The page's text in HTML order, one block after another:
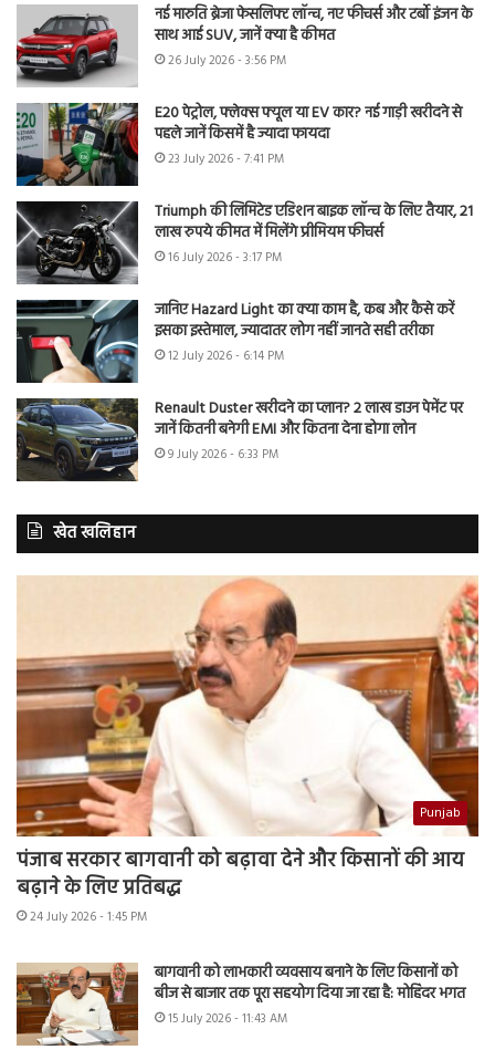
नई मारुति ब्रेजा फेसलिफ्ट लॉन्च, नए फीचर्स और टर्बो इंजन के
साथ आई SUV, जानें क्या है कीमत
26 July 2026 - 3:56 PM
E20 पेट्रोल, फ्लेक्स फ्यूल या EV कार? नई गाड़ी खरीदने से
पहले जानें किसमें है ज्यादा फायदा
23 July 2026 - 7:41 PM
Triumph की लिमिटेड एडिशन बाइक लॉन्च के लिए तैयार, 21
लाख रुपये कीमत में मिलेंगे प्रीमियम फीचर्स
16 July 2026 - 3:17 PM
जानिए Hazard Light का क्या काम है, कब और कैसे करें
इसका इस्तेमाल, ज्यादातर लोग नहीं जानते सही तरीका
12 July 2026 - 6:14 PM
Renault Duster खरीदने का प्लान? 2 लाख डाउन पेमेंट पर
जानें कितनी बनेगी EMI और कितना देना होगा लोन
9 July 2026 - 6:33 PM
खेत खलिहान
Punjab
पंजाब सरकार बागवानी को बढ़ावा देने और किसानों की आय
बढ़ाने के लिए प्रतिबद्ध
24 July 2026 - 1:45 PM
बागवानी को लाभकारी व्यवसाय बनाने के लिए किसानों को
बीज से बाजार तक पूरा सहयोग दिया जा रहा है: मोहिंदर भगत
15 July 2026 - 11:43 AM